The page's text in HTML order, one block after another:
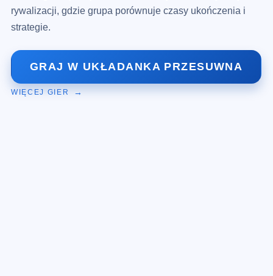
rywalizacji, gdzie grupa porównuje czasy ukończenia i
strategie.
GRAJ W UKŁADANKA PRZESUWNA
WIĘCEJ GIER